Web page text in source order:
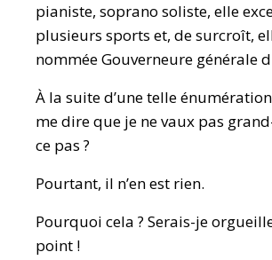
pianiste, soprano soliste, elle
plusieurs sports et, de surcroît,
nommée Gouverneure générale
À la suite d’une telle
me dire que je ne vaux pas
ce pas ?
Pourtant, il n’en est rien.
Pourquoi cela ? Serais-je
point !